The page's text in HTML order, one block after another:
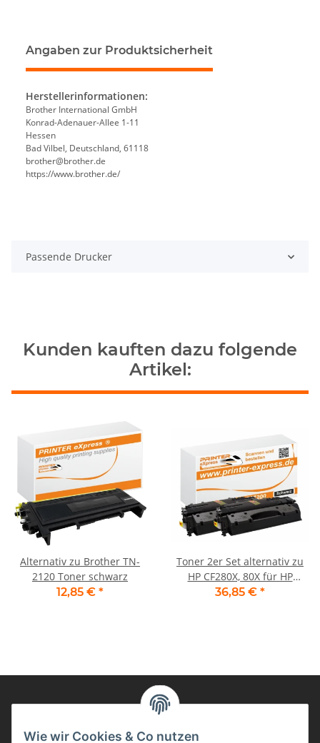
Angaben zur Produktsicherheit
Herstellerinformationen:
Brother International GmbH
Konrad-Adenauer-Allee 1-11
Hessen
Bad Vilbel, Deutschland, 61118
brother@brother.de
https://www.brother.de/
Passende Drucker
Kunden kauften dazu folgende
Artikel:
Alternativ zu Brother TN-
2120 Toner schwarz
12,85 € *
Toner 2er Set alternativ zu
HP CF280X, 80X für HP
Drucker Schwarz
36,85 € *
Informationen
Wie wir Cookies & Co nutzen